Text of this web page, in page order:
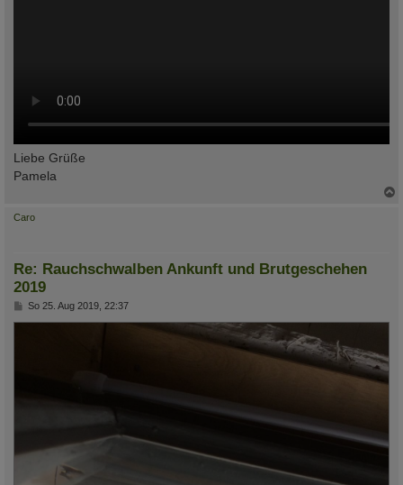
Liebe Grüße
Pamela
Caro
Re: Rauchschwalben Ankunft und Brutgeschehen
2019
BSo 25. Aug 2019, 22:37